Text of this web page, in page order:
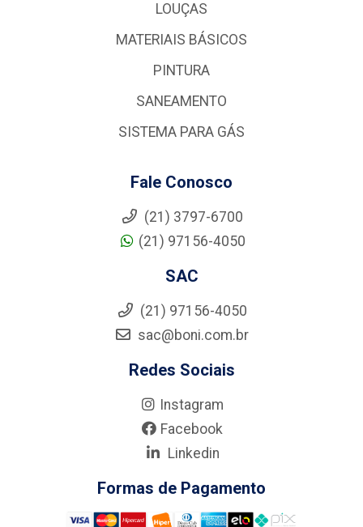
LOUÇAS
MATERIAIS BÁSICOS
PINTURA
SANEAMENTO
SISTEMA PARA GÁS
Fale Conosco
(21) 3797-6700
(21) 97156-4050
SAC
(21) 97156-4050
sac@boni.com.br
Redes Sociais
Instagram
Facebook
Linkedin
Formas de Pagamento